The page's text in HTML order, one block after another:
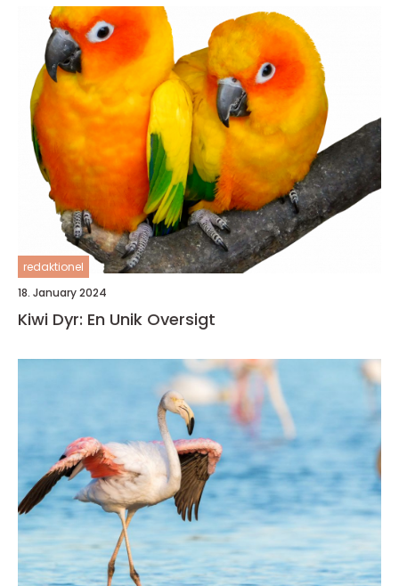
redaktionel
18. January 2024
Kiwi Dyr: En Unik Oversigt